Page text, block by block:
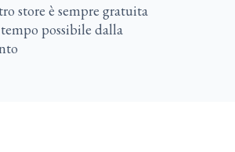
store è sempre gratuita
possibile dalla